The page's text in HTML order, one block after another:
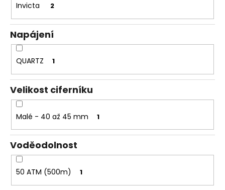
Invicta 2
Napájení
QUARTZ 1
Velikost ciferníku
Malé - 40 až 45 mm 1
Voděodolnost
50 ATM (500m) 1
m
e